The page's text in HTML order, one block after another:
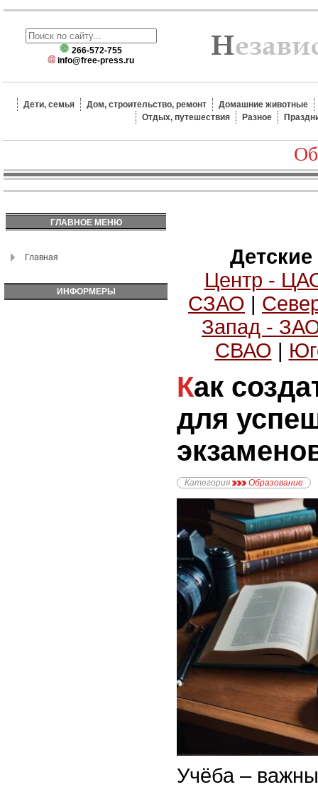
266-572-755
info@free-press.ru
Дети, семья Дом, строительство, ремонт
Домашние животные
Отдых, путешествия
Разное
ГЛАВНОЕ МЕНЮ
Главная
ИНФОРМЕРЫ
Центр -
СЗАО |
Запад -
СВАО |
Как создать стратегию
для
Категория Образование
Учёба –